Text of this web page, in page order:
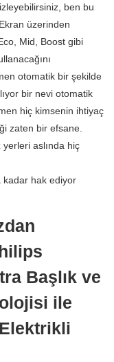
ben bu
üzerinden
Mid, Boost gibi
otomatik bir şekilde
bir nevi otomatik
hiç kimsenin ihtiyaç
zaten bir efsane.
yerleri aslında hiç
kadar hak ediyor
Başlık ve
ile